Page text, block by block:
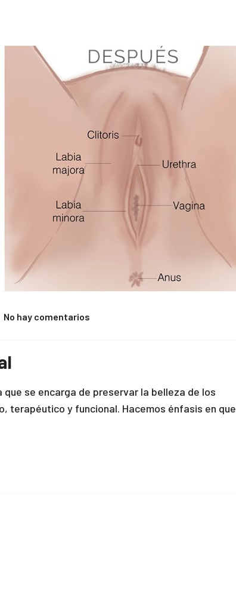
No hay comentarios
se encarga de preservar la belleza de los
terapéutico y funcional. Hacemos énfasis en que